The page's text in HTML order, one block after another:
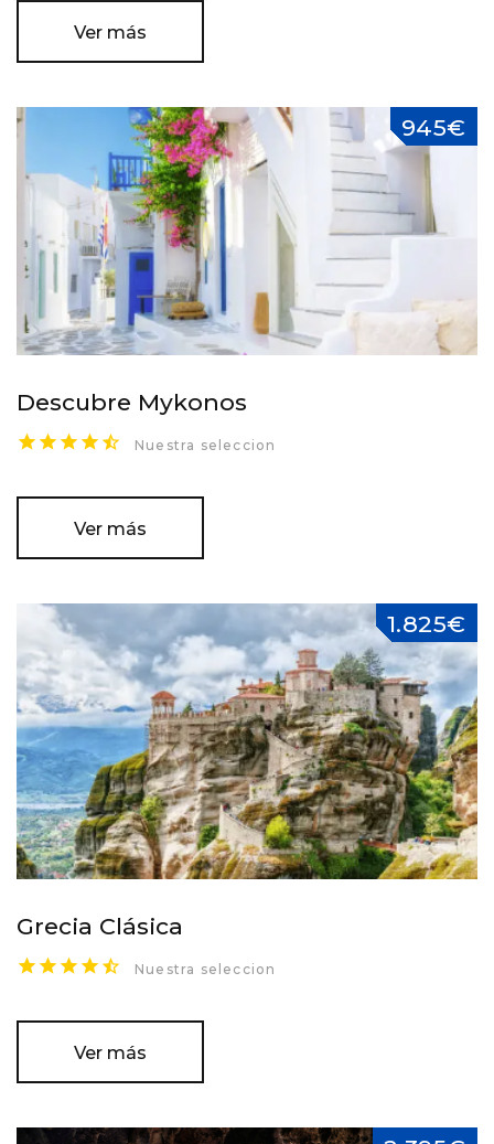
Ver más
Descubre Mykonos
Nuestra seleccion
Ver más
945€
Grecia Clásica
Nuestra seleccion
Ver más
1.825€